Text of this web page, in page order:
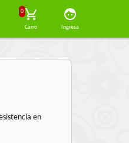
0
Carro Ingresa
en